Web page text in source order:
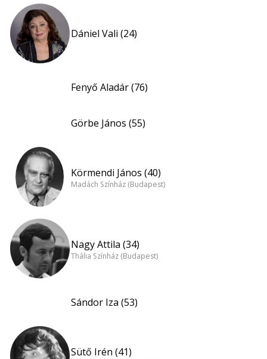
Dániel Vali (24)
Fenyő Aladár (76)
Görbe János (55)
Körmendi János (40)
Madách Színház (Budapest)
Nagy Attila (34)
Thália Színház (Budapest)
Sándor Iza (53)
Sütő Irén (41)